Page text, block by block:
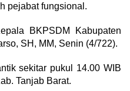
pejabat fungsional.
BKPSDM Kabupaten
SH, MM, Senin (4/722).
sekitar pukul 14.00 WIB
Tanjab Barat.